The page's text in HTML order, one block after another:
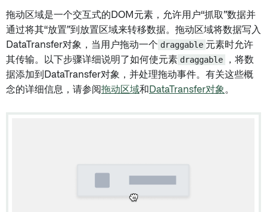
拖动区域是一个交互式的DOM元素，允许用户“抓取”数据并
通过将其“放置”到放置区域来转移数据。拖动区域将数据写入
DataTransfer对象，当用户拖动一个 draggable 元素时允许
其传输。以下步骤详细说明了如何使元素 draggable
，将数
据添加到DataTransfer对象，并处理拖动事件。有关这些概
念的详细信息，请参阅拖动区域和 DataTransfer对象 。